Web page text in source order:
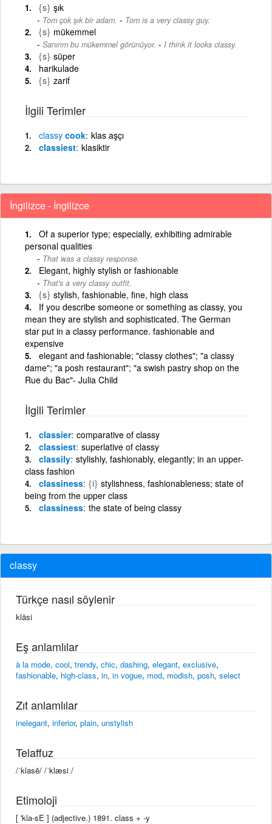
{s} şık
Tom çok şık bir adam. - Tom is a very classy guy.
{s} mükemmel
Sanırım bu mükemmel görünüyor. - I think it looks classy.
{s} süper
harikulade
{s} zarif
İlgili Terimler
classy cook klas aşçı
classiest klasiktir
İngilizce - İngilizce
Of a superior type; especially, exhibiting admirable
personal qualities
That was a classy response.
Elegant, highly stylish or fashionable
That's a very classy outfit.
{s} stylish, fashionable, fine, high class
If you describe someone or something as classy, you
mean they are stylish and sophisticated. The German
star put in a classy performance. fashionable and
expensive
elegant and fashionable; "classy clothes"; "a classy
dame"; "a posh restaurant"; "a swish pastry shop on the
Rue du Bac"- Julia Child
İlgili Terimler
classier comparative of classy
classiest superlative of classy
classily stylishly, fashionably, elegantly; in an upper-
class fashion
classiness {i} stylishness, fashionableness; state of
being from the upper class
classiness the state of being classy
classy
Türkçe nasıl söylenir
kläsi
Eş anlamlılar
à la mode, cool, trendy, chic, dashing, elegant, exclusive,
fashionable, high-class, in, in vogue, mod, modish, posh, select
Zıt anlamlılar
inelegant, inferior, plain, unstylish
Telaffuz
/ˈklasē/ /ˈklæsiː/
Etimoloji
[ 'kla-sE ] (adjective.) 1891. class +‎ -y